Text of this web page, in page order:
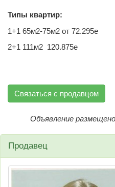
Типы квартир:
1+1 65м2-75м2 от 72.295е
2+1 111м2 120.875е
Связаться с продавцом
Объявление
Продавец